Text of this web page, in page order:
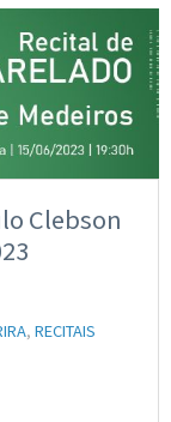
Clebson
, RECITAIS